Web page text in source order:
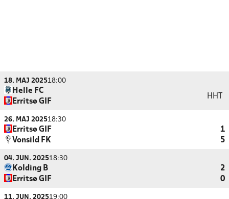
18. MAJ 202518:00
Helle FC
Erritsø GIF
HHT
26. MAJ 202518:30
Erritsø GIF
1
Vonsild FK
5
04. JUN. 202518:30
Kolding B
2
Erritsø GIF
0
11. JUN. 202519:00